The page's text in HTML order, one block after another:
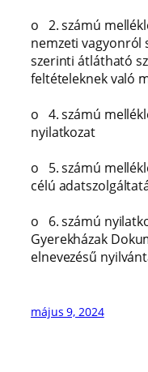
o 2. számú
nemzeti vagyonról
szerinti átlátható
feltételeknek való
o 4. számú
nyilatkozat
o 5. számú
célú
o 6. számú
Gyerekházak
elnevezésű
május 9, 2024